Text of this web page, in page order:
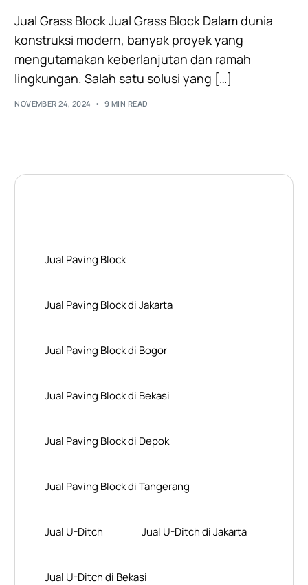
Jual Grass Block Jual Grass Block Dalam dunia
konstruksi modern, banyak proyek yang
mengutamakan keberlanjutan dan ramah
lingkungan. Salah satu solusi yang […]
NOVEMBER 24, 2024 9 MIN READ
Jual Paving Block
Jual Paving Block di Jakarta
Jual Paving Block di Bogor
Jual Paving Block di Bekasi
Jual Paving Block di Depok
Jual Paving Block di Tangerang
Jual U-Ditch Jual U-Ditch di Jakarta
Jual U-Ditch di Bekasi